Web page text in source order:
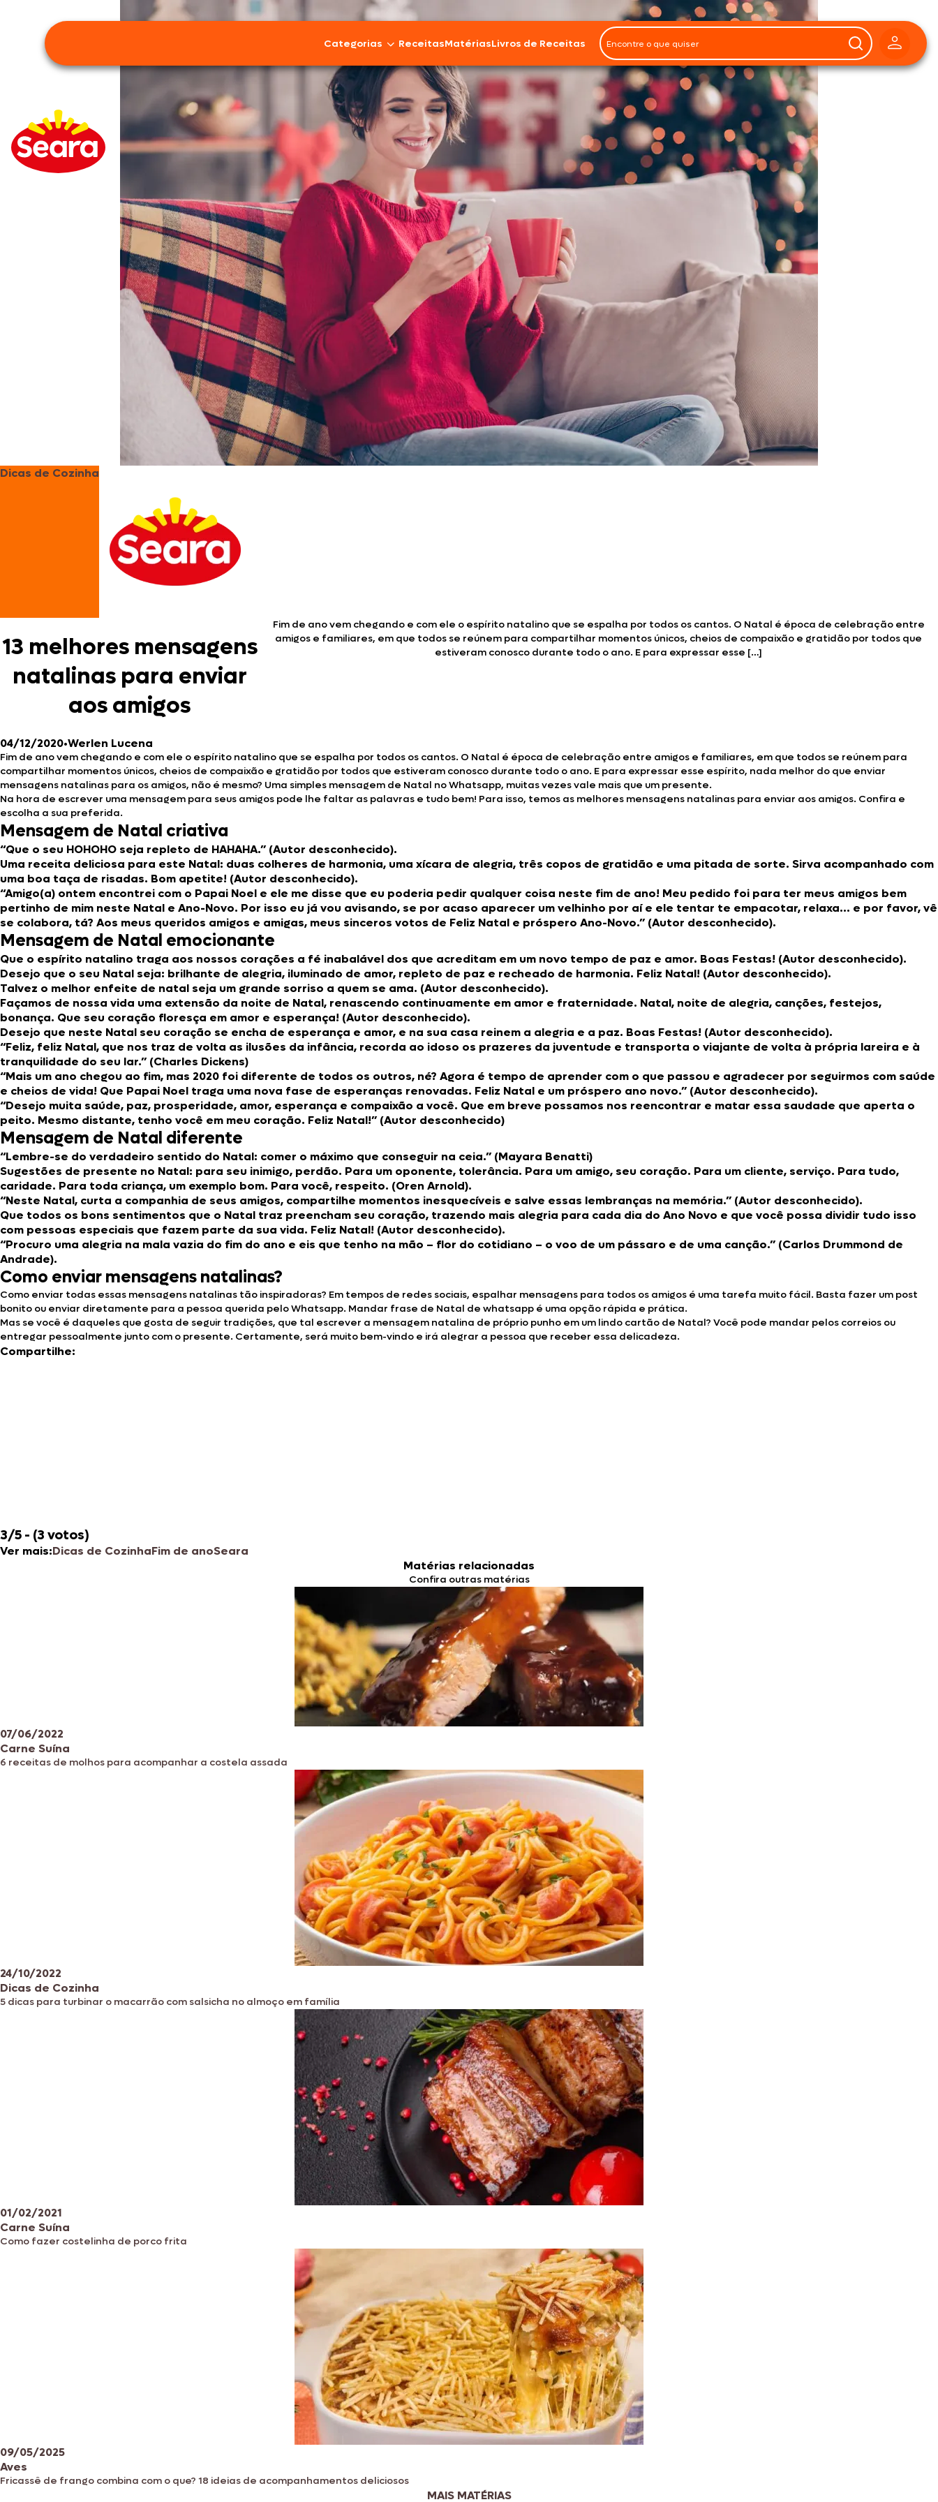
Categorias
Bovinos
Cordeiro
Carnes Suínas
Aves
Frios e Embutidos
Peixes e Frutos do Mar
100% Vegetal
Doces, Bolos e Sobremesas
Pães e Massas
Bebidas
Entrevistas
ReceitasMatériasLivros de Receitas
Dicas de Cozinha
13 melhores mensagens
natalinas para enviar
aos amigos
Fim de ano vem chegando e com ele o espírito natalino que se espalha por todos os cantos. O Natal é época de celebração entre
amigos e familiares, em que todos se reúnem para compartilhar momentos únicos, cheios de compaixão e gratidão por todos que
estiveram conosco durante todo o ano. E para expressar esse […]
04/12/2020•Werlen Lucena
Fim de ano vem chegando e com ele o espírito natalino que se espalha por todos os cantos. O Natal é época de celebração entre amigos e familiares, em que todos se reúnem para
compartilhar momentos únicos, cheios de compaixão e gratidão por todos que estiveram conosco durante todo o ano. E para expressar esse espírito, nada melhor do que enviar
mensagens natalinas para os amigos, não é mesmo? Uma simples mensagem de Natal no Whatsapp, muitas vezes vale mais que um presente.
Na hora de escrever uma mensagem para seus amigos pode lhe faltar as palavras e tudo bem! Para isso, temos as melhores mensagens natalinas para enviar aos amigos. Confira e
escolha a sua preferida.
Mensagem de Natal criativa
“Que o seu HOHOHO seja repleto de HAHAHA.” (Autor desconhecido).
Uma receita deliciosa para este Natal: duas colheres de harmonia, uma xícara de alegria, três copos de gratidão e uma pitada de sorte. Sirva acompanhado com
uma boa taça de risadas. Bom apetite! (Autor desconhecido).
“Amigo(a) ontem encontrei com o Papai Noel e ele me disse que eu poderia pedir qualquer coisa neste fim de ano! Meu pedido foi para ter meus amigos bem
pertinho de mim neste Natal e Ano-Novo. Por isso eu já vou avisando, se por acaso aparecer um velhinho por aí e ele tentar te empacotar, relaxa… e por favor, vê
se colabora, tá? Aos meus queridos amigos e amigas, meus sinceros votos de Feliz Natal e próspero Ano-Novo.” (Autor desconhecido).
Mensagem de Natal emocionante
Que o espírito natalino traga aos nossos corações a fé inabalável dos que acreditam em um novo tempo de paz e amor. Boas Festas! (Autor desconhecido).
Desejo que o seu Natal seja: brilhante de alegria, iluminado de amor, repleto de paz e recheado de harmonia. Feliz Natal! (Autor desconhecido).
Talvez o melhor enfeite de natal seja um grande sorriso a quem se ama. (Autor desconhecido).
Façamos de nossa vida uma extensão da noite de Natal, renascendo continuamente em amor e fraternidade. Natal, noite de alegria, canções, festejos,
bonança. Que seu coração floresça em amor e esperança! (Autor desconhecido).
Desejo que neste Natal seu coração se encha de esperança e amor, e na sua casa reinem a alegria e a paz. Boas Festas! (Autor desconhecido).
“Feliz, feliz Natal, que nos traz de volta as ilusões da infância, recorda ao idoso os prazeres da juventude e transporta o viajante de volta à própria lareira e à
tranquilidade do seu lar.” (Charles Dickens)
“Mais um ano chegou ao fim, mas 2020 foi diferente de todos os outros, né? Agora é tempo de aprender com o que passou e agradecer por seguirmos com saúde
e cheios de vida! Que Papai Noel traga uma nova fase de esperanças renovadas. Feliz Natal e um próspero ano novo.” (Autor desconhecido).
“Desejo muita saúde, paz, prosperidade, amor, esperança e compaixão a você. Que em breve possamos nos reencontrar e matar essa saudade que aperta o
peito. Mesmo distante, tenho você em meu coração. Feliz Natal!” (Autor desconhecido)
Mensagem de Natal diferente
“Lembre-se do verdadeiro sentido do Natal: comer o máximo que conseguir na ceia.” (Mayara Benatti)
Sugestões de presente no Natal: para seu inimigo, perdão. Para um oponente, tolerância. Para um amigo, seu coração. Para um cliente, serviço. Para tudo,
caridade. Para toda criança, um exemplo bom. Para você, respeito. (Oren Arnold).
“Neste Natal, curta a companhia de seus amigos, compartilhe momentos inesquecíveis e salve essas lembranças na memória.” (Autor desconhecido).
Que todos os bons sentimentos que o Natal traz preencham seu coração, trazendo mais alegria para cada dia do Ano Novo e que você possa dividir tudo isso
com pessoas especiais que fazem parte da sua vida. Feliz Natal! (Autor desconhecido).
“Procuro uma alegria na mala vazia do fim do ano e eis que tenho na mão – flor do cotidiano – o voo de um pássaro e de uma canção.” (Carlos Drummond de
Andrade).
Como enviar mensagens natalinas?
Como enviar todas essas mensagens natalinas tão inspiradoras? Em tempos de redes sociais, espalhar mensagens para todos os amigos é uma tarefa muito fácil. Basta fazer um post
bonito ou enviar diretamente para a pessoa querida pelo Whatsapp. Mandar frase de Natal de whatsapp é uma opção rápida e prática.
Mas se você é daqueles que gosta de seguir tradições, que tal escrever a mensagem natalina de próprio punho em um lindo cartão de Natal? Você pode mandar pelos correios ou
entregar pessoalmente junto com o presente. Certamente, será muito bem-vindo e irá alegrar a pessoa que receber essa delicadeza.
Compartilhe:
3/5 - (3 votos)
Ver mais:Dicas de CozinhaFim de anoSeara
Matérias relacionadas
Confira outras matérias
07/06/2022
Carne Suína
6 receitas de molhos para acompanhar a costela assada
24/10/2022
Dicas de Cozinha
5 dicas para turbinar o macarrão com salsicha no almoço em família
01/02/2021
Carne Suína
Como fazer costelinha de porco frita
09/05/2025
Aves
Fricassê de frango combina com o que? 18 ideias de acompanhamentos deliciosos
MAIS MATÉRIAS